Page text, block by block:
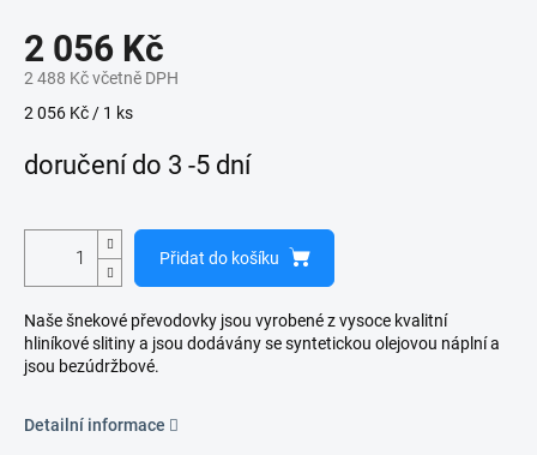
2 056 Kč
2 488 Kč včetně DPH
Měrná
2 056 Kč / 1 ks
doručení do 3 -5 dní
Přidat do košíku
Naše šnekové převodovky jsou vyrobené z vysoce kvalitní
hliníkové slitiny a jsou dodávány se syntetickou olejovou náplní a
jsou bezúdržbové.
Detailní informace